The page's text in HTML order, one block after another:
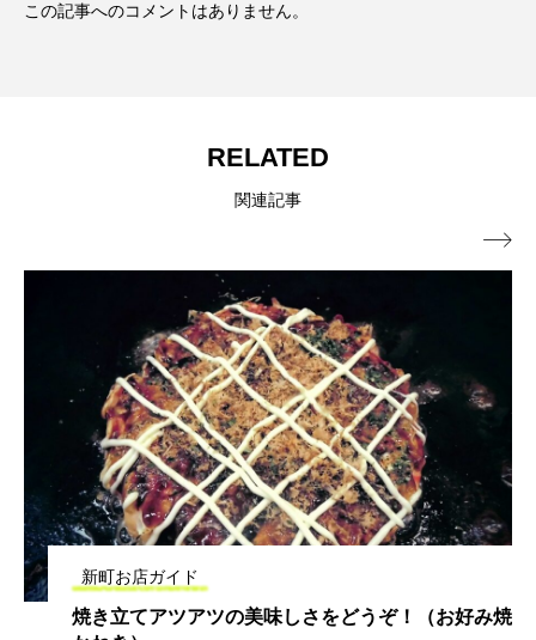
この記事へのコメントはありません。
RELATED
関連記事
新町お店ガイド
焼き立てアツアツの美味しさをどうぞ！（お好み焼
